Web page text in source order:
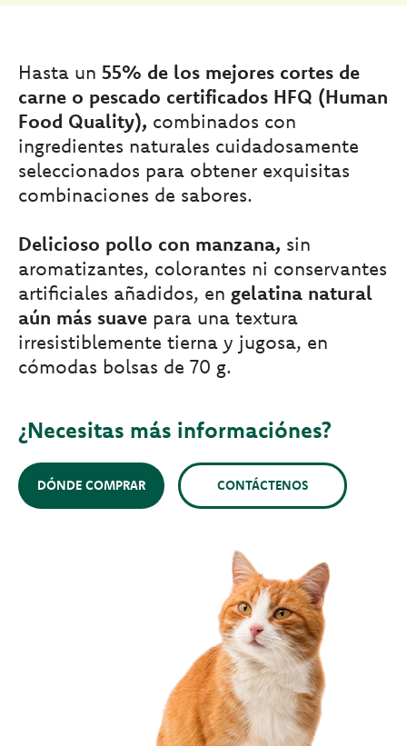
Hasta un 55% de los mejores cortes de
carne o pescado certificados HFQ (Human
Food Quality), combinados con
ingredientes naturales cuidadosamente
seleccionados para obtener exquisitas
combinaciones de sabores.
Delicioso pollo con manzana, sin
aromatizantes, colorantes ni conservantes
artificiales añadidos, en gelatina natural
aún más suave para una textura
irresistiblemente tierna y jugosa, en
cómodas bolsas de 70 g.
¿Necesitas más informaciónes?
DÓNDE COMPRAR CONTÁCTENOS